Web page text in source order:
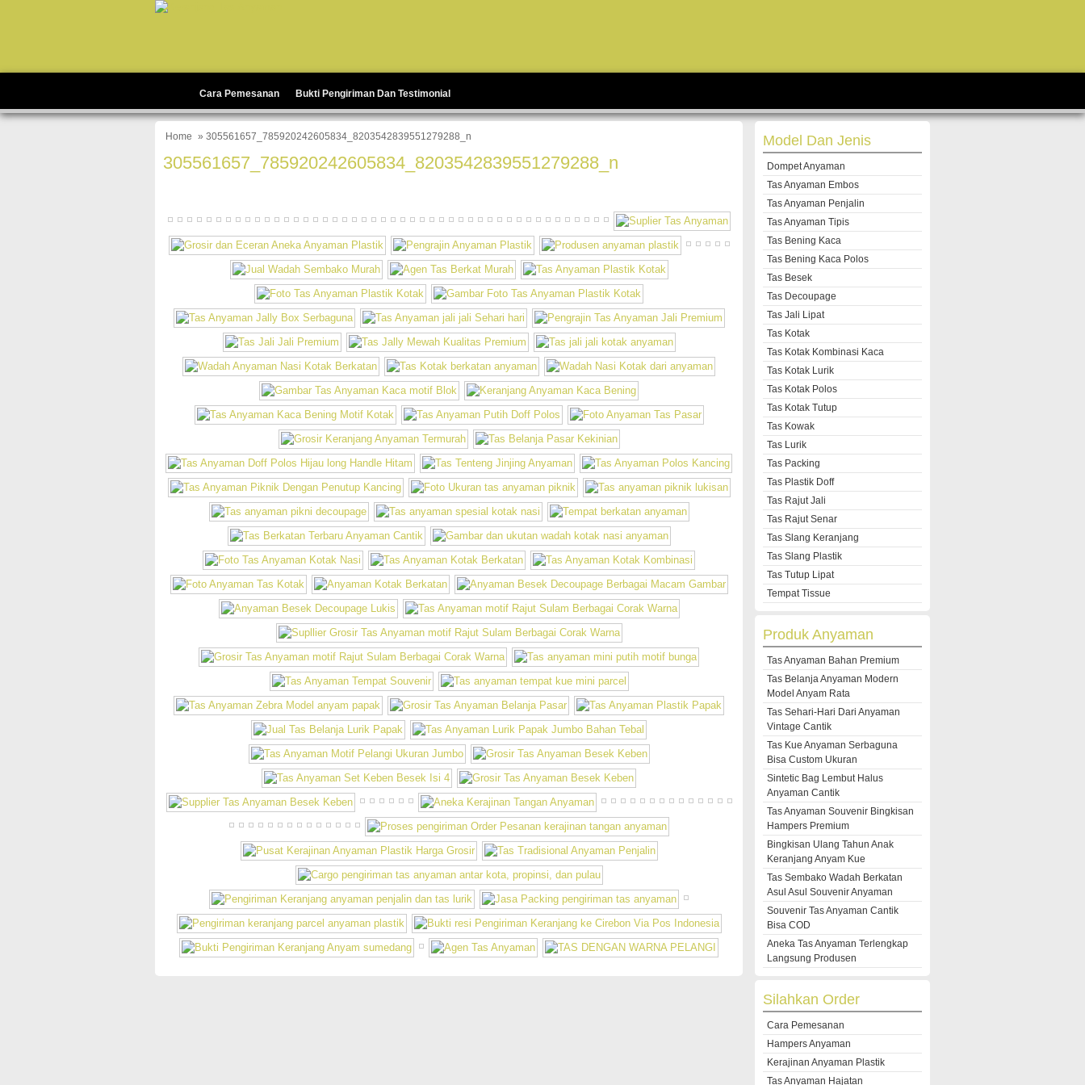
Cara Pemesanan Bukti Pengiriman Dan Testimonial
Home » 305561657_785920242605834_8203542839551279288_n
305561657_785920242605834_8203542839551279288_n
Model Dan Jenis
Dompet Anyaman
Tas Anyaman Embos
Tas Anyaman Penjalin
Tas Anyaman Tipis
Tas Bening Kaca
Tas Bening Kaca Polos
Tas Besek
Tas Decoupage
Tas Jali Lipat
Tas Kotak
Tas Kotak Kombinasi Kaca
Tas Kotak Lurik
Tas Kotak Polos
Tas Kotak Tutup
Tas Kowak
Tas Lurik
Tas Packing
Tas Plastik Doff
Tas Rajut Jali
Tas Rajut Senar
Tas Slang Keranjang
Tas Slang Plastik
Tas Tutup Lipat
Tempat Tissue
Produk Anyaman
Tas Anyaman Bahan Premium
Tas Belanja Anyaman Modern
Model Anyam Rata
Tas Sehari-Hari Dari Anyaman
Vintage Cantik
Tas Kue Anyaman Serbaguna
Bisa Custom Ukuran
Sintetic Bag Lembut Halus
Anyaman Cantik
Tas Anyaman Souvenir Bingkisan
Hampers Premium
Bingkisan Ulang Tahun Anak
Keranjang Anyam Kue
Tas Sembako Wadah Berkatan
Asul Asul Souvenir Anyaman
Souvenir Tas Anyaman Cantik
Bisa COD
Aneka Tas Anyaman Terlengkap
Langsung Produsen
Silahkan Order
Cara Pemesanan
Hampers Anyaman
Kerajinan Anyaman Plastik
Tas Anyaman Hajatan